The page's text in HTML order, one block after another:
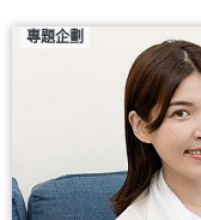
專題企劃